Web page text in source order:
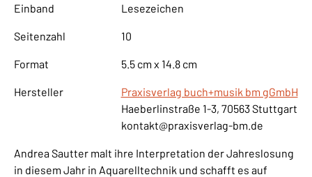
Einband Lesezeichen
Seitenzahl 10
Format 5.5 cm x 14.8 cm
Hersteller
Praxisverlag buch+musik bm gGmbH
Haeberlinstraße 1-3, 70563 Stuttgart
kontakt@praxisverlag-bm.de
Andrea Sautter malt ihre Interpretation der Jahreslosung
in diesem Jahr in Aquarelltechnik und schafft es auf